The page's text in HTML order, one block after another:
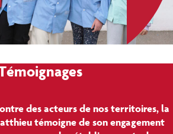
des acteurs de nos territoires, la
témoigne de son engagement